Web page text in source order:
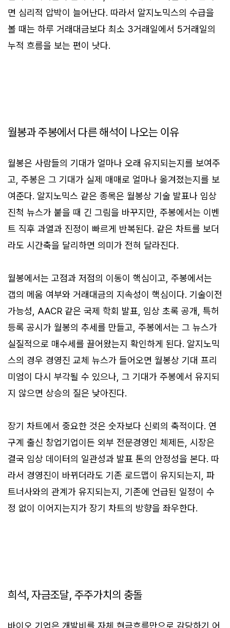
면 심리적 압박이 늘어난다. 따라서 알지노믹스의 수급을
볼 때는 하루 거래대금보다 최소 3거래일에서 5거래일의
누적 흐름을 보는 편이 낫다.
월봉과 주봉에서 다른 해석이 나오는 이유
월봉은 사람들의 기대가 얼마나 오래 유지되는지를 보여주
고, 주봉은 그 기대가 실제 매매로 얼마나 옮겨졌는지를 보
여준다. 알지노믹스 같은 종목은 월봉상 기술 발표나 임상
진척 뉴스가 붙을 때 긴 그림을 바꾸지만, 주봉에서는 이벤
트 직후 과열과 진정이 빠르게 반복된다. 같은 차트를 보더
라도 시간축을 달리하면 의미가 전혀 달라진다.
월봉에서는 고점과 저점의 이동이 핵심이고, 주봉에서는
갭의 메움 여부와 거래대금의 지속성이 핵심이다. 기술이전
가능성, AACR 같은 국제 학회 발표, 임상 초록 공개, 특허
등록 공시가 월봉의 추세를 만들고, 주봉에서는 그 뉴스가
실질적으로 매수세를 끌어왔는지 확인하게 된다. 알지노믹
스의 경우 경영진 교체 뉴스가 들어오면 월봉상 기대 프리
미엄이 다시 부각될 수 있으나, 그 기대가 주봉에서 유지되
지 않으면 상승의 질은 낮아진다.
장기 차트에서 중요한 것은 숫자보다 신뢰의 축적이다. 연
구계 출신 창업기업이든 외부 전문경영인 체제든, 시장은
결국 임상 데이터의 일관성과 발표 톤의 안정성을 본다. 따
라서 경영진이 바뀌더라도 기존 로드맵이 유지되는지, 파
트너사와의 관계가 유지되는지, 기존에 언급된 일정이 수
정 없이 이어지는지가 장기 차트의 방향을 좌우한다.
희석, 자금조달, 주주가치의 충돌
바이오 기업은 개발비를 자체 현금흐름만으로 감당하기 어